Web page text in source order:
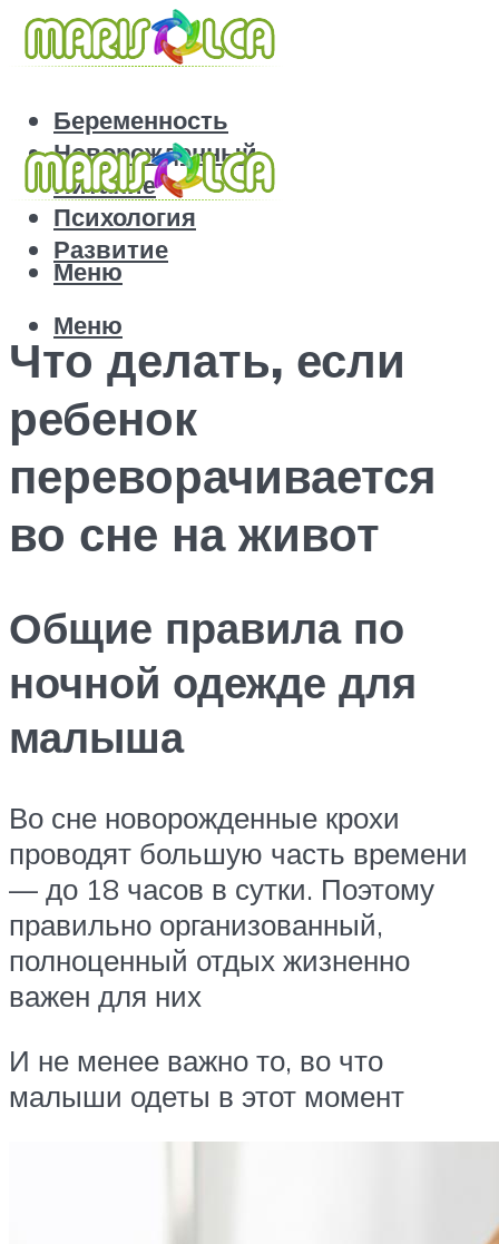
Беременность
Новорожденный
Питание
Психология
Развитие
Меню
Меню
Что делать, если
ребенок
переворачивается
во сне на живот
Общие правила по
ночной одежде для
малыша
Во сне новорожденные крохи
проводят большую часть времени
— до 18 часов в сутки. Поэтому
правильно организованный,
полноценный отдых жизненно
важен для них
И не менее важно то, во что
малыши одеты в этот момент